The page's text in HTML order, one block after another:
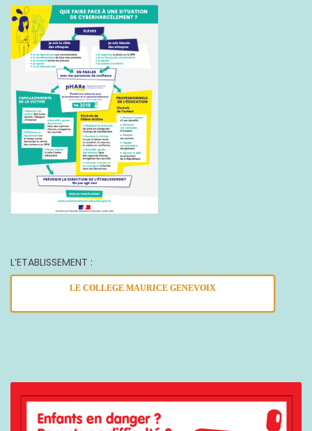
L’ETABLISSEMENT :
LE COLLEGE MAURICE GENEVOIX